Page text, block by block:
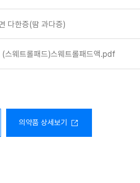
다한증(땀 과다증)
(스웨트롤패드)스웨트롤패드액.pdf
의약품 상세보기